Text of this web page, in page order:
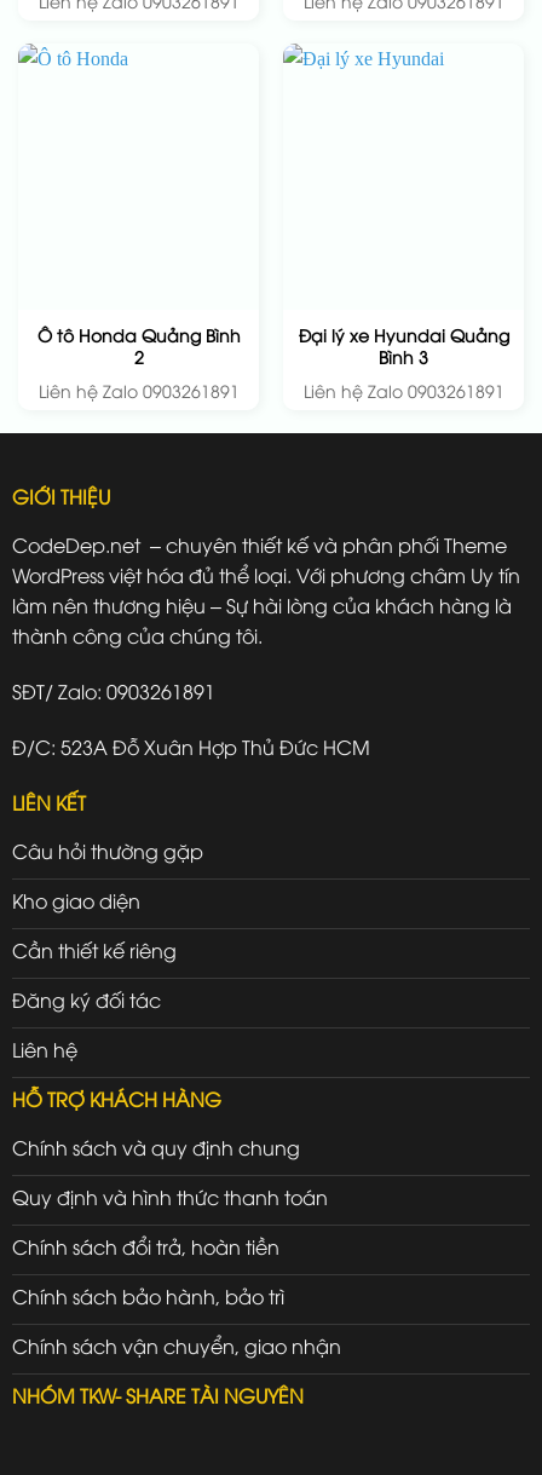
Ô tô Honda Quảng Bình
2
Liên hệ Zalo 0903261891
Đại lý xe Hyundai Quảng
Bình 3
Liên hệ Zalo 0903261891
GIỚI THIỆU
CodeDep.net – chuyên thiết kế và phân phối Theme
WordPress việt hóa đủ thể loại. Với phương châm Uy tín
làm nên thương hiệu – Sự hài lòng của khách hàng là
thành công của chúng tôi.
SĐT/ Zalo: 0903261891
Đ/C: 523A Đỗ Xuân Hợp Thủ Đức HCM
LIÊN KẾT
Câu hỏi thường gặp
Kho giao diện
Cần thiết kế riêng
Đăng ký đối tác
Liên hệ
HỖ TRỢ KHÁCH HÀNG
Chính sách và quy định chung
Quy định và hình thức thanh toán
Chính sách đổi trả, hoàn tiền
Chính sách bảo hành, bảo trì
Chính sách vận chuyển, giao nhận
NHÓM TKW- SHARE TÀI NGUYÊN